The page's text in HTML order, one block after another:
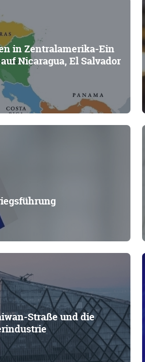
in Zentralamerika-Ein
Nicaragua, El Salvador
Straße und die